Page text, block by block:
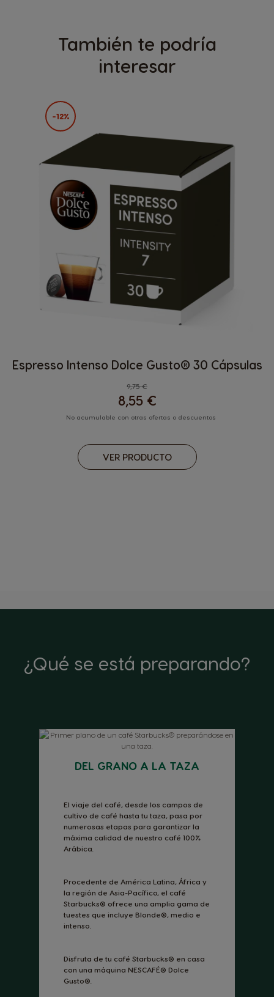
También te podría
interesar
-12%
Espresso Intenso Dolce Gusto® 30 Cápsulas
9,75 €
8,55 €
No acumulable con otras ofertas o descuentos
VER PRODUCTO
¿Qué se está preparando?
DEL GRANO A LA TAZA
El viaje del café, desde los campos de
cultivo de café hasta tu taza, pasa por
numerosas etapas para garantizar la
máxima calidad de nuestro café 100%
Arábica.
Procedente de América Latina, África y
la región de Asia-Pacífico, el café
Starbucks® ofrece una amplia gama de
tuestes que incluye Blonde®, medio e
intenso.
Disfruta de tu café Starbucks® en casa
con una máquina NESCAFÉ® Dolce
Gusto®.